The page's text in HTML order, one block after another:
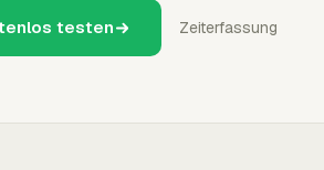
testen Zeiterfassung